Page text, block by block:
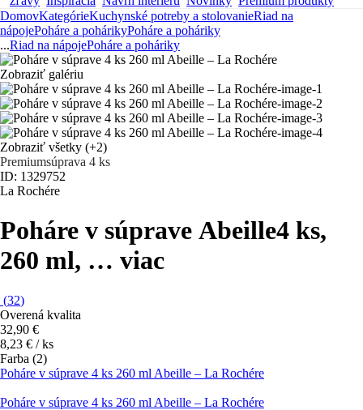
DomovKategórieKuchynské potreby a stolovanieRiad na
nápojePoháre a pohárikyPoháre a poháriky
...Riad na nápojePoháre a poháriky
Zobraziť galériu
Zobraziť všetky (+2)
Premiumsúprava 4 ks
ID: 1329752
La Rochére
Poháre v súprave Abeille4 ks,
260 ml, … viac
(32)
Overená kvalita
32,90 €
8,23 € / ks
Farba (2)
Poháre v súprave 4 ks 260 ml Abeille – La Rochére
Poháre v súprave 4 ks 260 ml Abeille – La Rochére